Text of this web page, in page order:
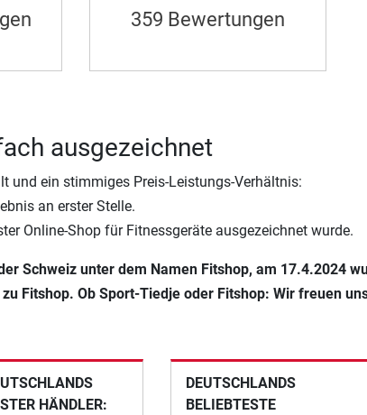
359 Bewertungen
ausgezeichnet
und ein stimmiges Preis-Leistungs-Verhältnis:
an erster Stelle.
Online-Shop für Fitnessgeräte ausgezeichnet wurde.
Schweiz unter dem Namen Fitshop, am 17.4.2024
Fitshop. Ob Sport-Tiedje oder Fitshop: Wir freuen
HÄNDLER:
DEUTSCHLANDS
BELIEBTESTE